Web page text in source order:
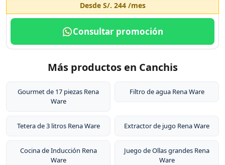
Desde S/. 244/mes
Consultar promoción
Más productos en Canchis
Gourmet de 17 piezas Rena
Ware
Filtro de agua Rena Ware
Tetera de 3 litros Rena Ware Extractor de jugo Rena Ware
Cocina de Inducción Rena
Ware
Juego de Ollas grandes Rena
Ware